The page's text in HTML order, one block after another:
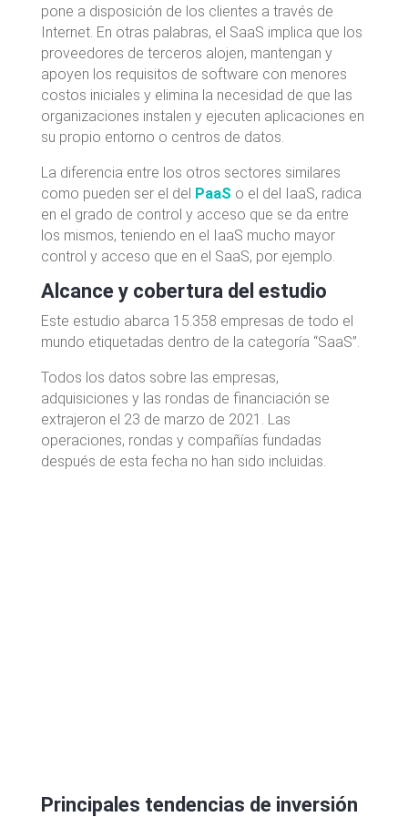
pone a disposición de los clientes a través de
Internet. En otras palabras, el SaaS implica que los
proveedores de terceros alojen, mantengan y
apoyen los requisitos de software con menores
costos iniciales y elimina la necesidad de que las
organizaciones instalen y ejecuten aplicaciones en
su propio entorno o centros de datos.
La diferencia entre los otros sectores similares
como pueden ser el del PaaS o el del IaaS, radica
en el grado de control y acceso que se da entre
los mismos, teniendo en el IaaS mucho mayor
control y acceso que en el SaaS, por ejemplo.
Alcance y cobertura del estudio
Este estudio abarca 15.358 empresas de todo el
mundo etiquetadas dentro de la categoría “SaaS”.
Todos los datos sobre las empresas,
adquisiciones y las rondas de financiación se
extrajeron el 23 de marzo de 2021. Las
operaciones, rondas y compañías fundadas
después de esta fecha no han sido incluidas.
Principales tendencias de inversión